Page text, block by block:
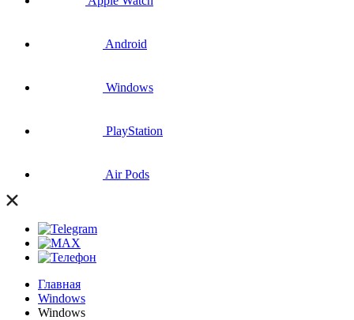
Android
Windows
PlayStation
Air Pods
Главная
Windows
Windows